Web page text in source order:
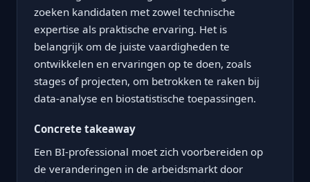
zoeken kandidaten met zowel technische
expertise als praktische ervaring. Het is
belangrijk om de juiste vaardigheden te
ontwikkelen en ervaringen op te doen, zoals
stages of projecten, om betrokken te raken bij
data-analyse en biostatistische toepassingen.
Concrete takeaway
Een BI-professional moet zich voorbereiden op
de veranderingen in de arbeidsmarkt door